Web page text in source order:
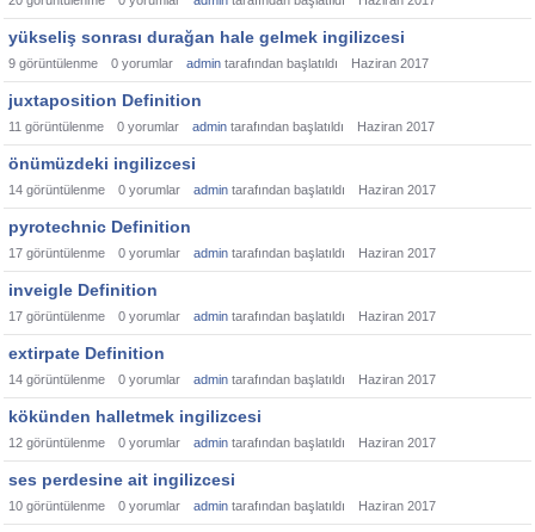
yükseliş sonrası durağan hale gelmek ingilizcesi
9 görüntülenme 0 yorumlar admin tarafından başlatıldı Haziran 2017
juxtaposition Definition
11 görüntülenme 0 yorumlar admin tarafından başlatıldı Haziran 2017
önümüzdeki ingilizcesi
14 görüntülenme 0 yorumlar admin tarafından başlatıldı Haziran 2017
pyrotechnic Definition
17 görüntülenme 0 yorumlar admin tarafından başlatıldı Haziran 2017
inveigle Definition
17 görüntülenme 0 yorumlar admin tarafından başlatıldı Haziran 2017
extirpate Definition
14 görüntülenme 0 yorumlar admin tarafından başlatıldı Haziran 2017
kökünden halletmek ingilizcesi
12 görüntülenme 0 yorumlar admin tarafından başlatıldı Haziran 2017
ses perdesine ait ingilizcesi
10 görüntülenme 0 yorumlar admin tarafından başlatıldı Haziran 2017